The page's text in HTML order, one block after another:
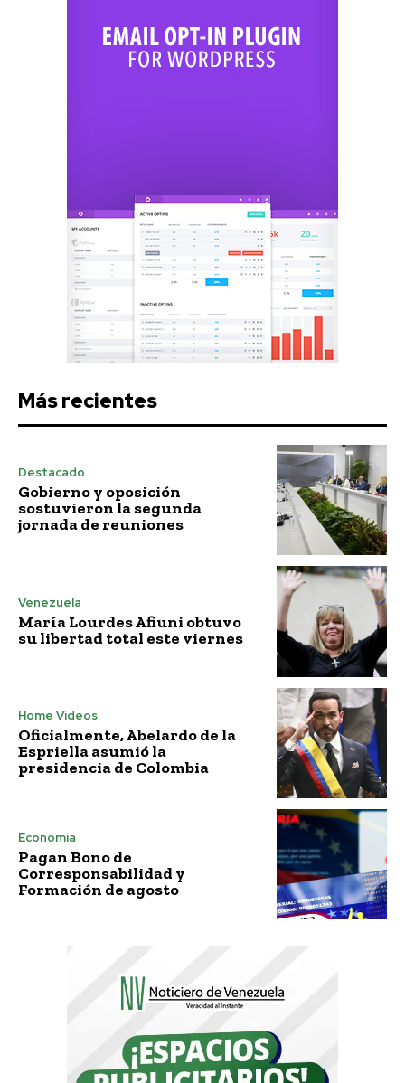
Más recientes
Destacado
Gobierno y oposición
sostuvieron la segunda
jornada de reuniones
Venezuela
María Lourdes Afiuni obtuvo
su libertad total este viernes
Home Vídeos
Oficialmente, Abelardo de la
Espriella asumió la
presidencia de Colombia
Economía
Pagan Bono de
Corresponsabilidad y
Formación de agosto